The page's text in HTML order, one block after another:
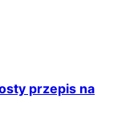
przepis na